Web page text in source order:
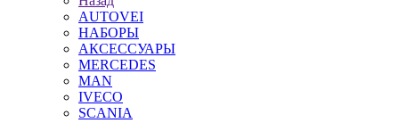
AUTOVEI
НАБОРЫ
АКСЕССУАРЫ
MERCEDES
MAN
IVECO
SCANIA